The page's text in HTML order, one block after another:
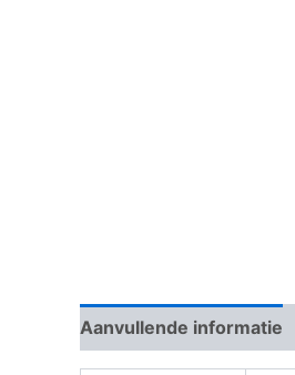
Aanvullende informatie